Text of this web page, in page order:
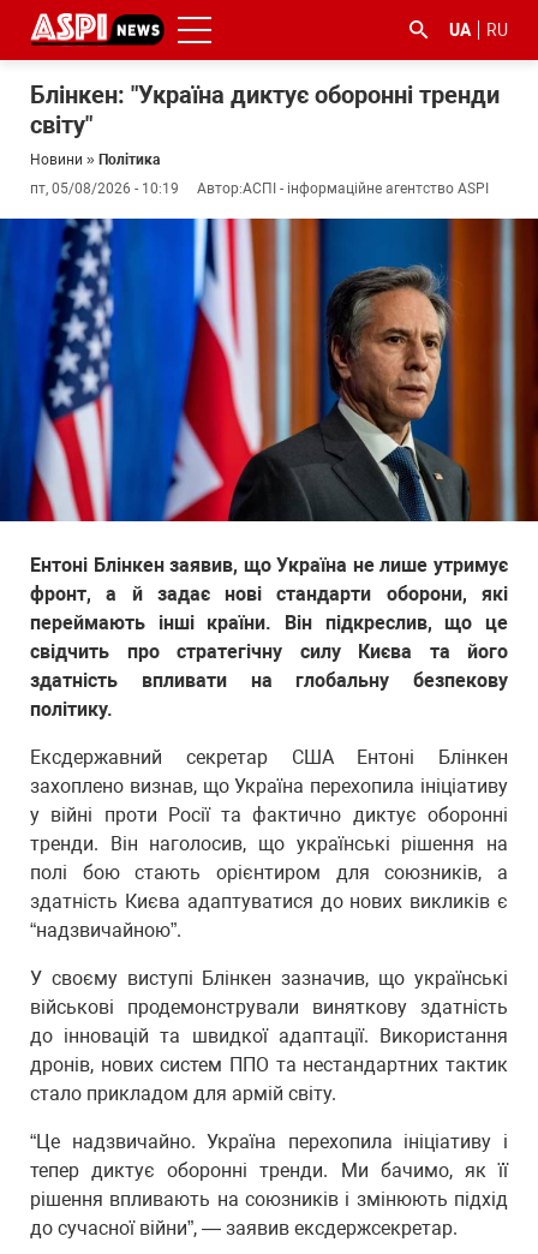
UA RU
Блінкен: "Україна диктує оборонні тренди
світу"
Новини » Політика
пт, 05/08/2026 - 10:19
Автор:АСПІ - інформаційне агентство ASPI
Ентоні Блінкен заявив, що Україна не лише утримує
фронт, а й задає нові стандарти оборони, які
переймають інші країни. Він підкреслив, що це
свідчить про стратегічну силу Києва та його
здатність впливати на глобальну безпекову
політику.
Ексдержавний секретар США Ентоні Блінкен
захоплено визнав, що Україна перехопила ініціативу
у війні проти Росії та фактично диктує оборонні
тренди. Він наголосив, що українські рішення на
полі бою стають орієнтиром для союзників, а
здатність Києва адаптуватися до нових викликів є
“надзвичайною”.
У своєму виступі Блінкен зазначив, що українські
військові продемонстрували виняткову здатність
до інновацій та швидкої адаптації. Використання
дронів, нових систем ППО та нестандартних тактик
стало прикладом для армій світу.
“Це надзвичайно. Україна перехопила ініціативу і
тепер диктує оборонні тренди. Ми бачимо, як її
рішення впливають на союзників і змінюють підхід
до сучасної війни”, — заявив ексдержсекретар.
#боротьба
з
корупцією
#ДФС #коронавірус